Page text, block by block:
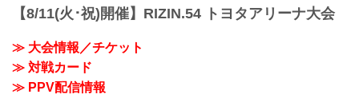
チェックしよう！
22:30～23:00
※試合内容、イベント進行によって終了
【8/11(火･祝)開催】RIZIN.54 トヨタアリーナ大会
≫ 大会情報／チケット
≫ 対戦カード
≫ PPV配信情報